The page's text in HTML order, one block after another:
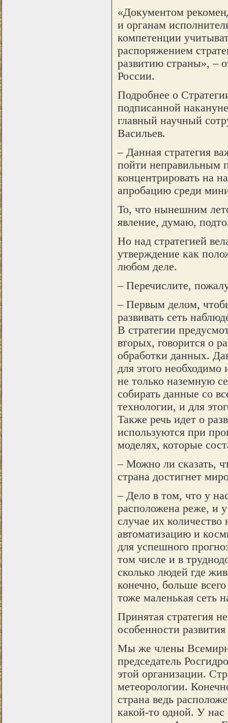
«Документом
и органам
компетенции
распоряжением
развитию страны», –
России.
Подробнее о
подписанной
главный научный
Васильев.
– Данная стратегия
пойти неправильным
концентрировать на
апробацию среди
То, что нынешним
явление, думаю,
Но над стратегией
утверждение как
любом деле.
– Перечислите,
– Первым делом,
развивать сеть
В стратегии
вторых, говорится о
обработки данных.
для этого необходимо
не только наземную
собирать данные со
технологии, и для
Также речь идет о
используются при
моделях, которые
– Можно ли сказать,
страна достигнет
– Дело в том, что у
расположена реже, и
случае их
автоматизацию и
для успешного
том числе и в
сколько людей где
конечно, больше
тоже маленькая сеть
Принятая стратегия
особенности
Мы же члены
председатель
этой организации.
метеорологии.
страна ведь
какой-то одной. У нас